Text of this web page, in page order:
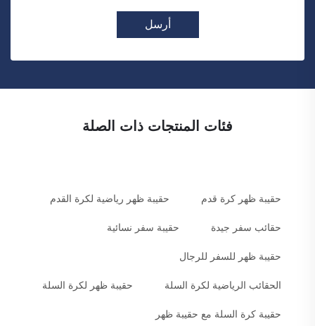
أرسل
فئات المنتجات ذات الصلة
حقيبة ظهر كرة قدم حقيبة ظهر رياضية لكرة القدم
حقائب سفر جيدة حقيبة سفر نسائية
حقيبة ظهر للسفر للرجال
الحقائب الرياضية لكرة السلة حقيبة ظهر لكرة السلة
حقيبة كرة السلة مع حقيبة ظهر